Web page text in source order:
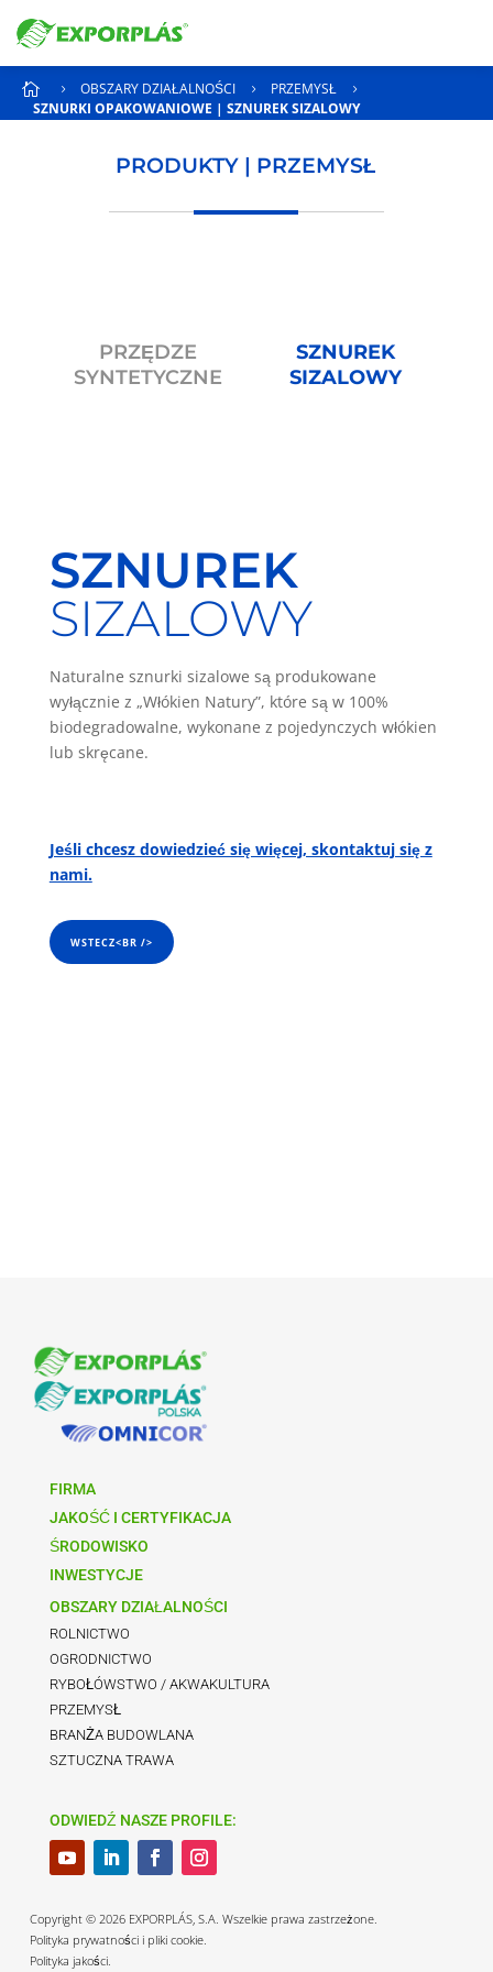
 5 OBSZARY DZIAŁALNOŚCI 5 PRZEMYSŁ 5
SZNURKI OPAKOWANIOWE | SZNUREK SIZALOWY
PRODUKTY | PRZEMYSŁ
PRZĘDZE
SYNTETYCZNE
SZNUREK
SIZALOWY
SZNUREK
SIZALOWY
Naturalne sznurki sizalowe są produkowane
wyłącznie z „Włókien Natury”, które są w 100%
biodegradowalne, wykonane z pojedynczych włókien
lub skręcane.
Jeśli chcesz dowiedzieć się więcej, skontaktuj się z
nami.
WSTECZ<BR />
FIRMA
JAKOŚĆ I CERTYFIKACJA
ŚRODOWISKO
INWESTYCJE
OBSZARY DZIAŁALNOŚCI
ROLNICTWO
OGRODNICTWO
RYBOŁÓWSTWO / AKWAKULTURA
PRZEMYSŁ
BRANŻA BUDOWLANA
SZTUCZNA TRAWA
ODWIEDŹ NASZE PROFILE:
Copyright © 2026 EXPORPLÁS, S.A. Wszelkie prawa zastrzeżone.
Polityka prywatności i pliki cookie.
Polityka jakości.